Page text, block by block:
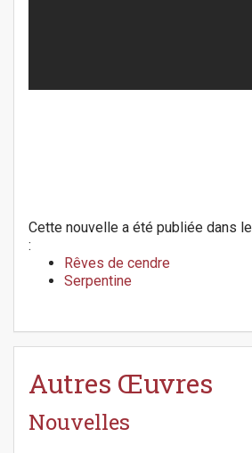
Cette nouvelle a été publiée dans
:
Rêves de cendre
Serpentine
Autres Œuvres
Nouvelles